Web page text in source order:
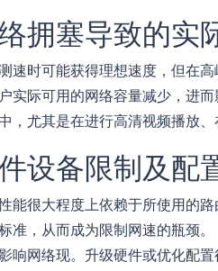
拥塞导致的实
速时可能获得理想速度，但在
实际可用的网络容量减少，进
，尤其是在进行高清视频播放
设备限制及配
能很大程度上依赖于所使用的
准，从而成为限制网速的瓶颈
响网络现。升级硬件或优化配